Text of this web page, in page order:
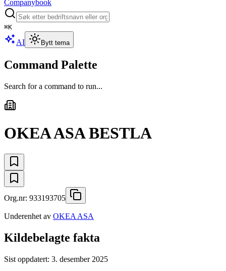
Companybook
⌘K
AI Bytt tema
Command Palette
Search for a command to run...
OKEA ASA BESTLA
Org.nr: 933193705
Underenhet av OKEA ASA
Kildebelagte fakta
Sist oppdatert: 3. desember 2025